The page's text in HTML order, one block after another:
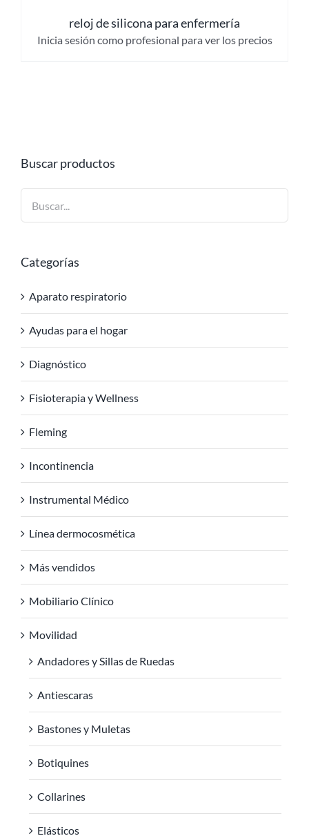
reloj de silicona para enfermería
Inicia sesión como profesional para ver los precios
Buscar productos
Categorías
Aparato respiratorio
Ayudas para el hogar
Diagnóstico
Fisioterapia y Wellness
Fleming
Incontinencia
Instrumental Médico
Línea dermocosmética
Más vendidos
Mobiliario Clínico
Movilidad
Andadores y Sillas de Ruedas
Antiescaras
Bastones y Muletas
Botiquines
Collarines
Elásticos